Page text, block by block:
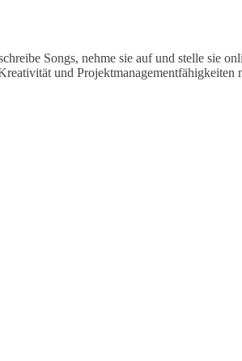
Songs, nehme sie auf und stelle sie
und